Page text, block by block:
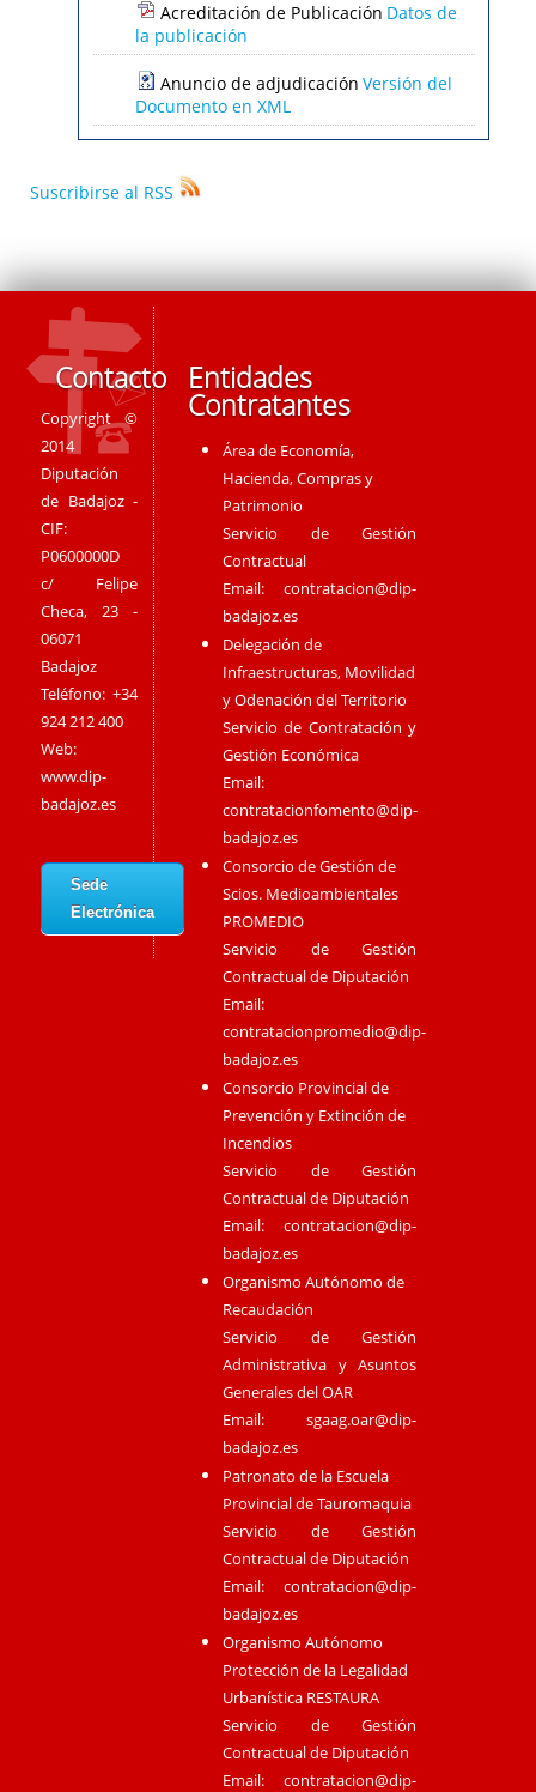
Acreditación de Publicación Datos de
la publicación
Anuncio de adjudicación Versión del
Documento en XML
Suscribirse al RSS
Contacto
Copyright ©
2014
Diputación
de Badajoz -
CIF:
P0600000D
c/ Felipe
Checa, 23 -
06071
Badajoz
Teléfono: +34
924 212 400
Web:
www.dip-
badajoz.es
Sede
Electrónica
Entidades
Contratantes
Área de Economía,
Hacienda, Compras y
Patrimonio
Servicio de Gestión
Contractual
Email:contratacion@dip-
badajoz.es
Delegación de
Infraestructuras, Movilidad
y Odenación del Territorio
Servicio de Contratación y
Gestión Económica
Email:
contratacionfomento@dip-
badajoz.es
Consorcio de Gestión de
Scios. Medioambientales
PROMEDIO
Servicio de Gestión
Contractual de Diputación
Email:
contratacionpromedio@dip-
badajoz.es
Consorcio Provincial de
Prevención y Extinción de
Incendios
Servicio de Gestión
Contractual de Diputación
Email:contratacion@dip-
badajoz.es
Organismo Autónomo de
Recaudación
Servicio de Gestión
Administrativa y Asuntos
Generales del OAR
Email:sgaag.oar@dip-
badajoz.es
Patronato de la Escuela
Provincial de Tauromaquia
Servicio de Gestión
Contractual de Diputación
Email:contratacion@dip-
badajoz.es
Organismo Autónomo
Protección de la Legalidad
Urbanística RESTAURA
Servicio de Gestión
Contractual de Diputación
Email:contratacion@dip-